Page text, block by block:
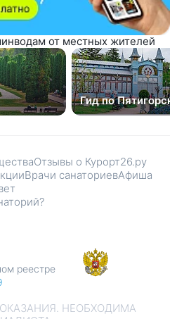
от местных жителей
Гид по Пятигорску
Отзывы о Курорт26.ру
Врачи санаториевАфиша
НЕОБХОДИМА
реестре